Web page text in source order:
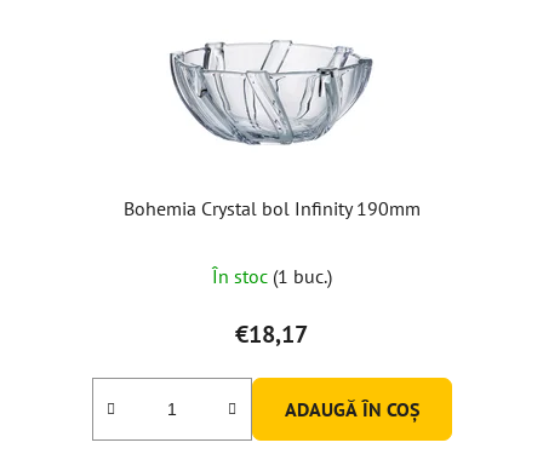
Bohemia Crystal bol Infinity 190mm
În stoc (1 buc.)
€18,17
ADAUGĂ ÎN COŞ